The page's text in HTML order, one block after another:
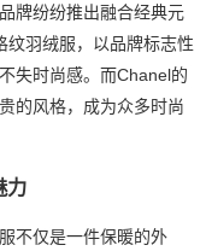
牌纷纷推出融合经典元
纹羽绒服，以品牌标志性
失时尚感。而Chanel的
的风格，成为众多时尚
力
不仅是一件保暖的外